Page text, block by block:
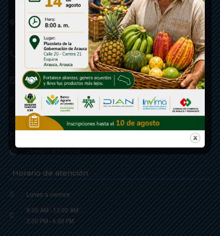
Calle 20 - Carrera 21 Esquina
Código postal 810001
Linea de Servicio a la Ciudadania: 57- 6078851946
Linea Anticorrupción: 607885 3374
correspondencia: archivogeneral@arauca.gov.co
Enlaces
Política de Seguridad y Termino de Uso
Notificaciones judiciales: notificacionjudicial@arauca.gov.co
Horario de atención
Lunes a viernes
8:00 AM - 12:00 AM
2:00 PM - 6:00 PM.